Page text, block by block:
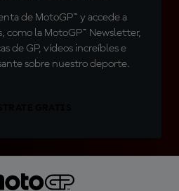
de MotoGP™ y accede a
como la MotoGP™ Newsletter,
de GP, vídeos increíbles e
sobre nuestro deporte.